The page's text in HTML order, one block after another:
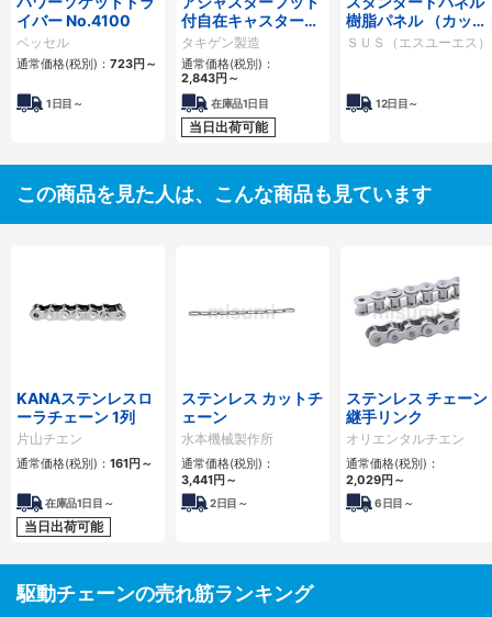
イバー No.4100
ベッセル
通常価格(税別)： 723円～
1日目～
付自在キャスター
（ストッパーなし）
K-100AF
タキゲン製造
通常価格(税別)：
2,843円～
在庫品1日目
当日出荷可能
樹脂パネル （カット
品）
ＳＵＳ（エスユーエス）
12日目～
この商品を見た人は、こんな商品も見ています
KANAステンレスロ
ーラチェーン 1列
片山チエン
通常価格(税別)： 161円～
在庫品1日目～
当日出荷可能
ステンレス カットチ
ェーン
水本機械製作所
通常価格(税別)：
3,441円～
2日目～
ステンレス チェーン
継手リンク
オリエンタルチエン
通常価格(税別)：
2,029円～
6日目～
駆動チェーンの売れ筋ランキング